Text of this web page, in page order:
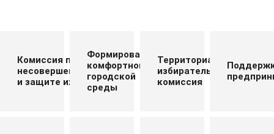
Комиссия по делам
несовершеннолетних
и защите их прав
Формирование
комфортной
городской
среды
Территориальная
избирательная
комиссия